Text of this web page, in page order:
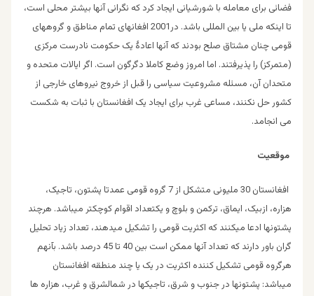
فضائی برای معامله با شورشیانی ایجاد کرد که نگرانی آنها بیشتر محلی است،
تا اینکه ملی یا بین المللی باشد. در2001 افغانهای تمام مناطق و گروههای
قومی چنان مشتاق صلح بودند که آنها اعادۀ یک حکومت نادرست مرکزی
(متمرکز) را پذیرفتند. اما امروز وضع کاملا دگرگون است. اگر ایالات متحده و
متحدان آن، مسئله مشروعیت سیاسی را قبل از خروج نیروهای خارجی از
کشور حل نکنند، مساعی غرب برای ایجاد یک افغانستان با ثبات به شکست
می انجامد.
موقعیت
افغانستان 30 ملیونی متشکل از 7 گروه قومی عمدتا پشتون، تاجیک،
هزاره، ازبیک، ایماق، ترکمن و بلوچ و یکتعداد اقوام کوچکتر میباشد. هرچند
پشتونها ادعا میکنند که اکثریت قومی را تشکیل میدهند، تعداد زیاد تحلیل
گران باور دارند که تعداد آنها ممکن است بین 40 تا 45 درصد باشد. بآنهم
هرگروه قومی تشکیل کننده اکثریت در یک یا چند منطقه افغانستان
میباشد: پشتونها در جنوب و شرق، تاجیکها در شمالشرق و غرب، هزاره ها